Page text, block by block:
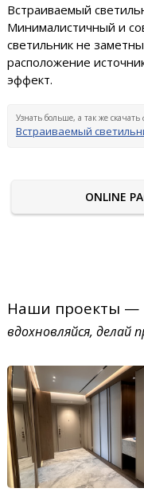
Встраиваемый
Минималистичный и
светильник не
расположение
эффект.
Узнать больше, а так же
Встраиваемый
ONLINE
Наши проекты —
вдохновляйся, делай